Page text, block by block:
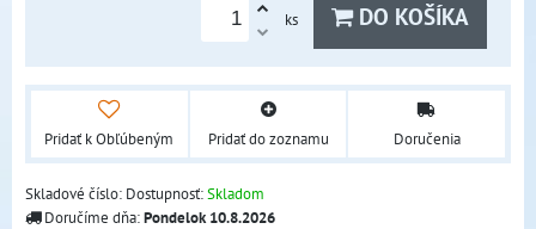
ks DO KOŠÍKA
Pridať k Obľúbeným Pridať do zoznamu Doručenia
Skladové číslo: Dostupnosť:Skladom
Doručíme dňa:Pondelok10.8.2026